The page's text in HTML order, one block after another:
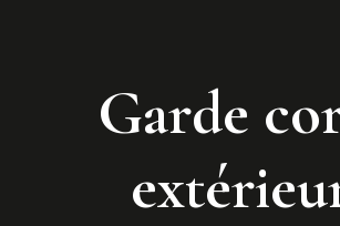
Garde co
extérieu